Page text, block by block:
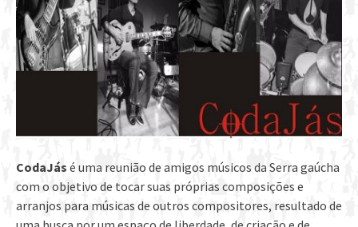
CodaJás é uma reunião de amigos músicos da Serra gaúcha
com o objetivo de tocar suas próprias composições e
arranjos para músicas de outros compositores, resultado de